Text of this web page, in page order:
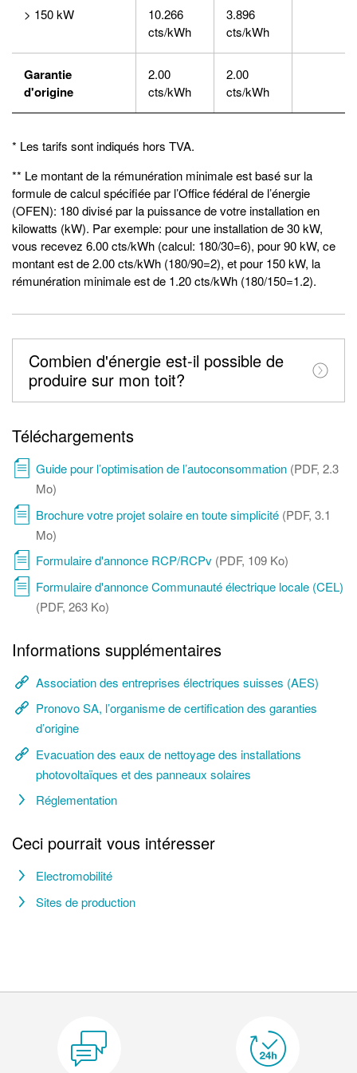
> 150 kW
10.266
cts/kWh
3.896
cts/kWh
Garantie
d'origine
2.00
cts/kWh
2.00
cts/kWh
* Les tarifs sont indiqués hors TVA.
** Le montant de la rémunération minimale est basé sur la
formule de calcul spécifiée par l’Office fédéral de l’énergie
(OFEN): 180 divisé par la puissance de votre installation en
kilowatts (kW). Par exemple: pour une installation de 30 kW,
vous recevez 6.00 cts/kWh (calcul: 180/30=6), pour 90 kW, ce
montant est de 2.00 cts/kWh (180/90=2), et pour 150 kW, la
rémunération minimale est de 1.20 cts/kWh (180/150=1.2).
Combien d'énergie est-il possible de
produire sur mon toit?
Téléchargements
Guide pour l’optimisation de l’autoconsommation (PDF, 2.3
Mo)
Brochure votre projet solaire en toute simplicité (PDF, 3.1
Mo)
Formulaire d'annonce RCP/RCPv (PDF, 109 Ko)
Formulaire d'annonce Communauté électrique locale (CEL)
(PDF, 263 Ko)
Informations supplémentaires
Association des entreprises électriques suisses (AES)
Pronovo SA, l’organisme de certification des garanties
d’origine
Evacuation des eaux de nettoyage des installations
photovoltaïques et des panneaux solaires
Réglementation
Ceci pourrait vous intéresser
Electromobilité
Sites de production